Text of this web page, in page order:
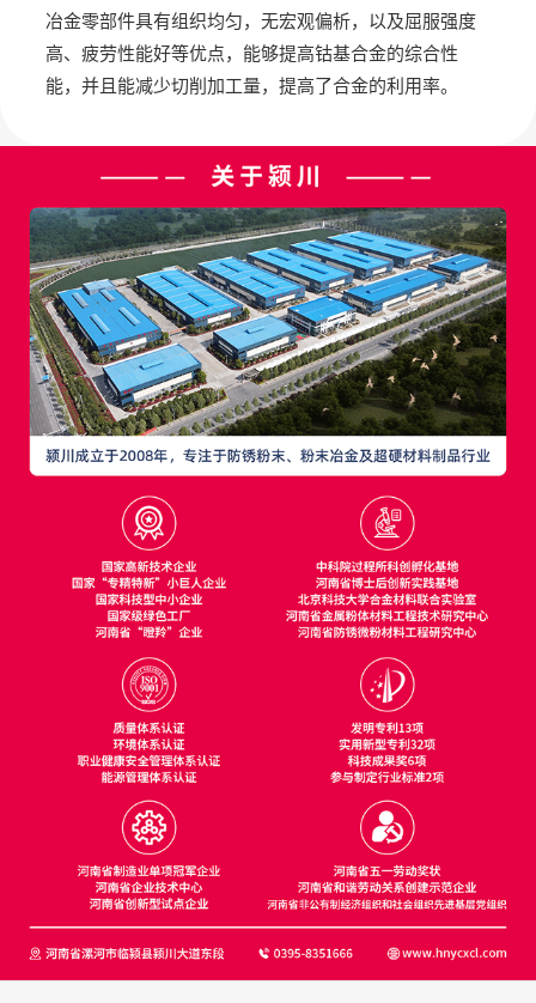
冶金零部件具有组织均匀，无宏观偏析，以及屈服强度
高、疲劳性能好等优点，能够提高钴基合金的综合性
能，并且能减少切削加工量，提高了合金的利用率。